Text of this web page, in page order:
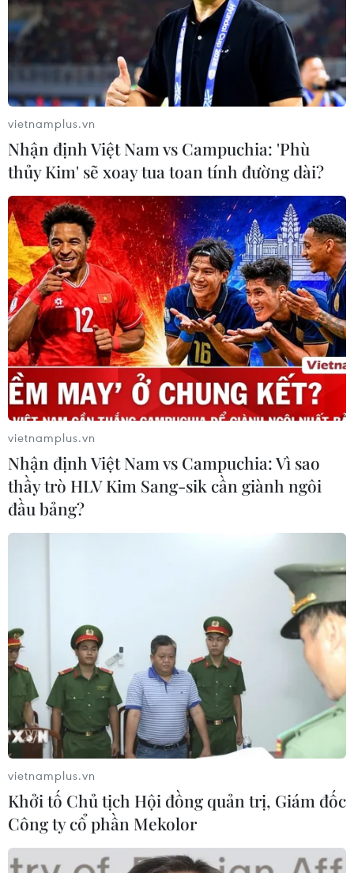
gian du lịch sinh thái, nghỉ dưỡng, văn hóa, thể thao
giải trí ngoài trời gắn với các danh lam thắng cảnh, di
tích văn hóa lịch sử đặc sắc của tỉnh.
vietnamplus.vn
Nhận định Việt Nam vs Campuchia: 'Phù
thủy Kim' sẽ xoay tua toan tính đường dài?
vietnamplus.vn
Nhận định Việt Nam vs Campuchia: Vì sao
thầy trò HLV Kim Sang-sik cần giành ngôi
đầu bảng?
vietnamplus.vn
Khởi tố Chủ tịch Hội đồng quản trị, Giám đốc
Công ty cổ phần Mekolor